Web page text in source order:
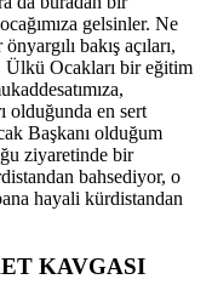
gelsinler. Ne
bakış açıları,
Ülkü Ocakları bir eğitim
olduğunda en sert
Başkanı olduğum
ziyaretinde bir
bahsediyor, o
hayali kürdistandan
KAVGASI